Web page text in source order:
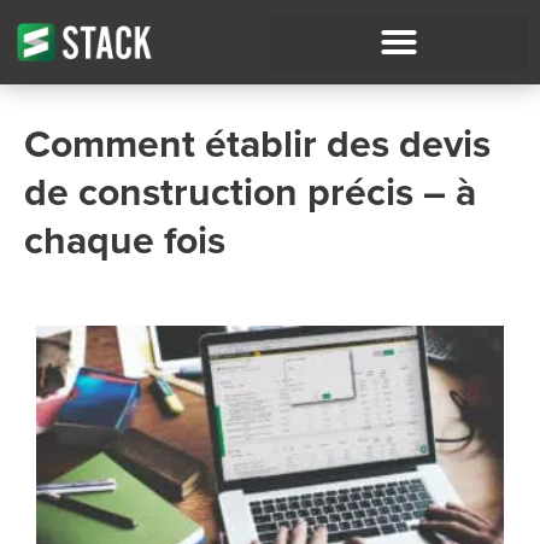
Comment établir des devis
de construction précis – à
chaque fois